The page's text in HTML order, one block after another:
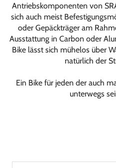
Antriebskomponenten von
sich auch meist
oder Gepäckträger am
Ausstattung in Carbon oder
Bike lässt sich mühelos über
natürlich der
Ein Bike für jeden der auch
unterwegs